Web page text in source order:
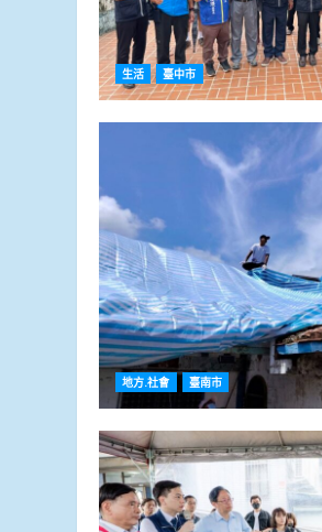
生活 臺中市
地方.社會 臺南市